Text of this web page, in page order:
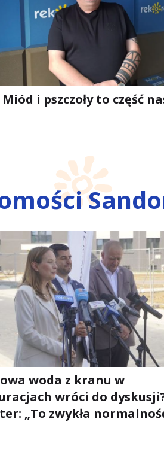
Miód i pszczoły to część
woda z kranu w
wróci do
„To zwykła